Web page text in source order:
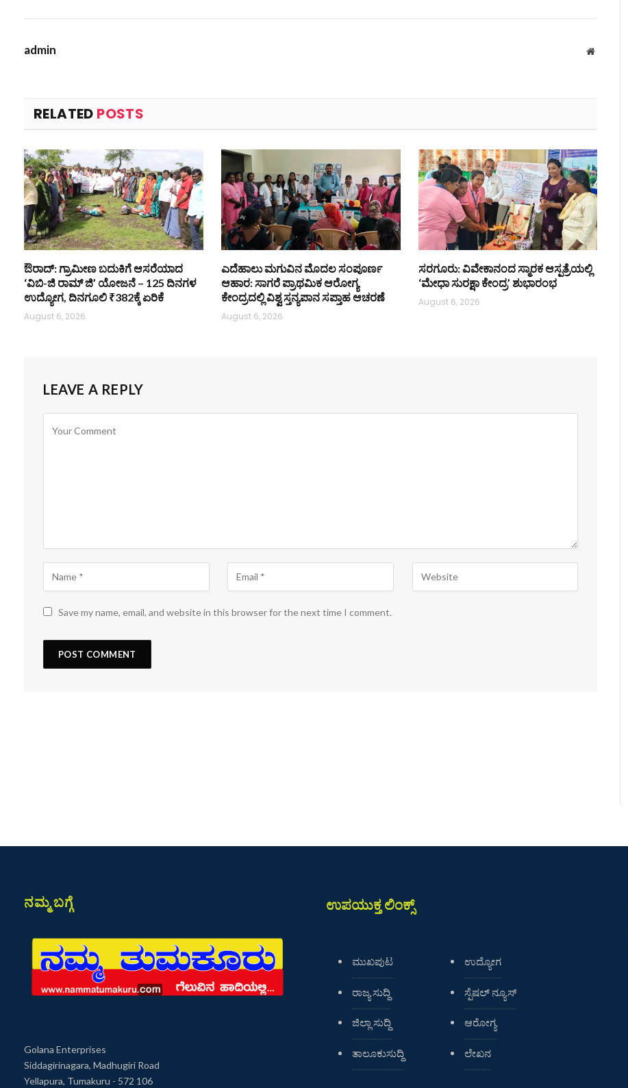
admin Website
RELATED POSTS
ಔರಾದ್: ಗ್ರಾಮೀಣ ಬದುಕಿಗೆ ಆಸರೆಯಾದ
‘ವಿಬಿ-ಜಿ ರಾಮ್ ಜಿ’ ಯೋಜನೆ – 125 ದಿನಗಳ
ಉದ್ಯೋಗ, ದಿನಗೂಲಿ ₹382ಕ್ಕೆ ಏರಿಕೆ
August 6, 2026
ಎದೆಹಾಲು ಮಗುವಿನ ಮೊದಲ ಸಂಪೂರ್ಣ
ಆಹಾರ: ಸಾಗರೆ ಪ್ರಾಥಮಿಕ ಆರೋಗ್ಯ
ಕೇಂದ್ರದಲ್ಲಿ ವಿಶ್ವ ಸ್ತನ್ಯಪಾನ ಸಪ್ತಾಹ ಆಚರಣೆ
August 6, 2026
ಸರಗೂರು: ವಿವೇಕಾನಂದ ಸ್ಮಾರಕ ಆಸ್ಪತ್ರೆಯಲ್ಲಿ
‘ಮೇಧಾ ಸುರಕ್ಷಾ ಕೇಂದ್ರ’ ಶುಭಾರಂಭ
August 6, 2026
LEAVE A REPLY
Save my name, email, and website in this browser for the next time I comment.
ನಮ್ಮ ಬಗ್ಗೆ
Golana Enterprises
Siddagirinagara, Madhugiri Road
Yellapura, Tumakuru - 572 106
ಉಪಯುಕ್ತ ಲಿಂಕ್ಸ್
ಮುಖಪುಟ
ರಾಜ್ಯ ಸುದ್ದಿ
ಜಿಲ್ಲಾ ಸುದ್ದಿ
ತಾಲೂಕುಸುದ್ದಿ
ಉದ್ಯೋಗ
ಸ್ಪೆಷಲ್ ನ್ಯೂಸ್
ಆರೋಗ್ಯ
ಲೇಖನ